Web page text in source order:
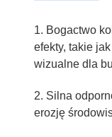
1. Bogactwo
efekty, takie
wizualne dla
2. Silna
erozję